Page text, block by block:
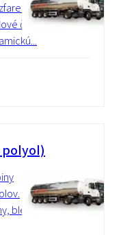
číslo
polyol)
bledej